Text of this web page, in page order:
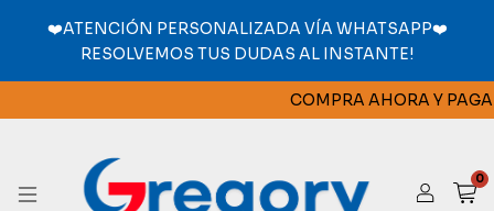
❤️ATENCIÓN PERSONALIZADA VÍA WHATSAPP❤️
RESOLVEMOS TUS DUDAS AL INSTANTE!
COMPRA AHORA Y PAGA
0